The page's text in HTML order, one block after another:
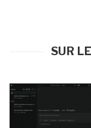
SUR